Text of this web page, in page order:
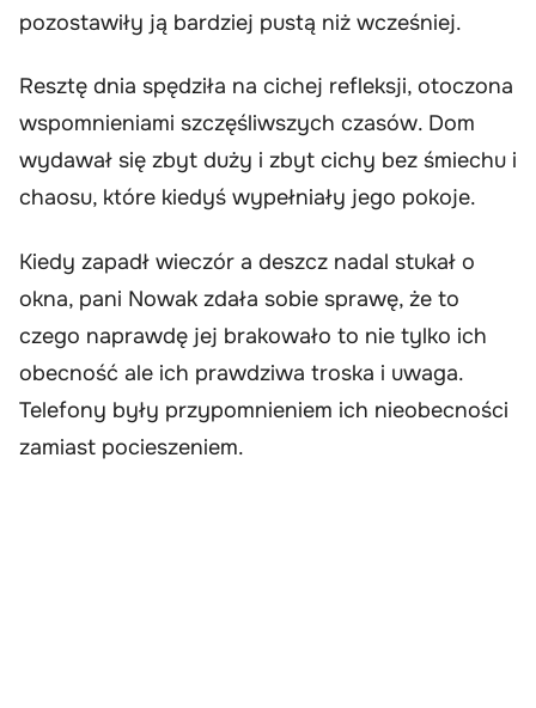
pozostawiły ją bardziej pustą niż wcześniej.
Resztę dnia spędziła na cichej refleksji, otoczona
wspomnieniami szczęśliwszych czasów. Dom
wydawał się zbyt duży i zbyt cichy bez śmiechu i
chaosu, które kiedyś wypełniały jego pokoje.
Kiedy zapadł wieczór a deszcz nadal stukał o
okna, pani Nowak zdała sobie sprawę, że to
czego naprawdę jej brakowało to nie tylko ich
obecność ale ich prawdziwa troska i uwaga.
Telefony były przypomnieniem ich nieobecności
zamiast pocieszeniem.